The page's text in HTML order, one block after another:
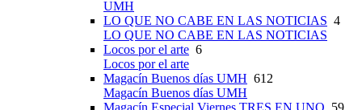
UMH
LO QUE NO CABE EN LAS NOTICIAS 4
LO QUE NO CABE EN LAS NOTICIAS
Locos por el arte 6
Locos por el arte
Magacín Buenos días UMH 612
Magacín Buenos días UMH